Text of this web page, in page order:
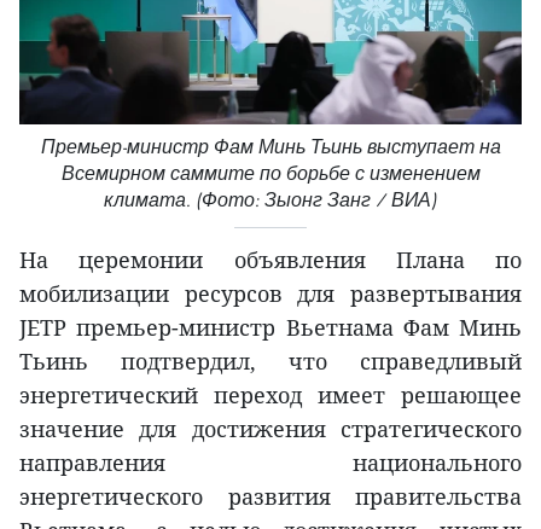
Премьер-министр Фам Минь Тьинь выступает на
Всемирном саммите по борьбе с изменением
климата. (Фото: Зыонг Занг / ВИА)
На церемонии объявления Плана по
мобилизации ресурсов для развертывания
JETP премьер-министр Вьетнама Фам Минь
Тьинь подтвердил, что справедливый
энергетический переход имеет решающее
значение для достижения стратегического
направления национального
энергетического развития правительства